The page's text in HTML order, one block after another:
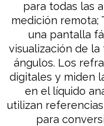
para todas las
medición remota;
una pantalla
visualización de
ángulos. Los
digitales y miden
en el líquido
utilizan
para